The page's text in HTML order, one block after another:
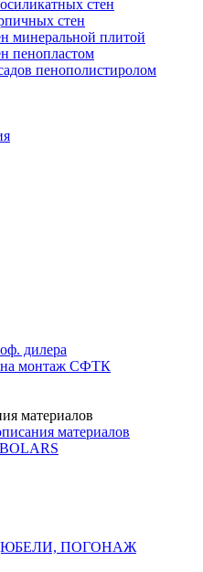
стен
стен
минеральной плитой
пенопластом
пенополистиролом
дилера
монтаж СФТК
материалов
материалов
ПОГОНАЖ